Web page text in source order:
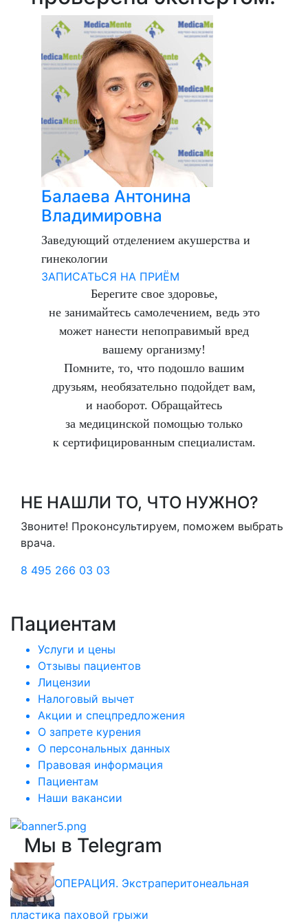
Балаева Антонина
Владимировна
Заведующий отделением акушерства и
гинекологии
ЗАПИСАТЬСЯ НА ПРИЁМ
Берегите свое здоровье,
не занимайтесь самолечением, ведь это
может нанести непоправимый вред
вашему организму!
Помните, то, что подошло вашим
друзьям, необязательно подойдет вам,
и наоборот. Обращайтесь
за медицинской помощью только
к сертифицированным специалистам.
НЕ НАШЛИ ТО, ЧТО НУЖНО?
Звоните! Проконсультируем, поможем выбрать
врача.
8 495 266 03 03
Пациентам
Услуги и цены
Отзывы пациентов
Лицензии
Налоговый вычет
Акции и спецпредложения
О запрете курения
О персональных данных
Правовая информация
Пациентам
Наши вакансии
Мы в Telegram
ОПЕРАЦИЯ. Экстраперитонеальная
пластика паховой грыжи